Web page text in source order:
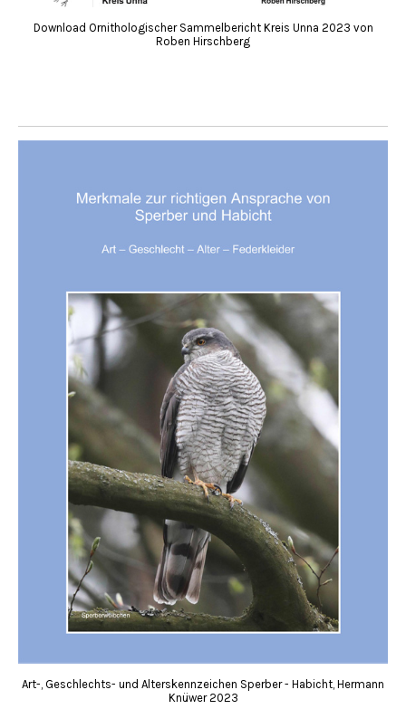
Download Ornithologischer Sammelbericht Kreis Unna 2023 von
Roben Hirschberg
Art-, Geschlechts- und Alterskennzeichen Sperber - Habicht, Hermann
Knüwer 2023